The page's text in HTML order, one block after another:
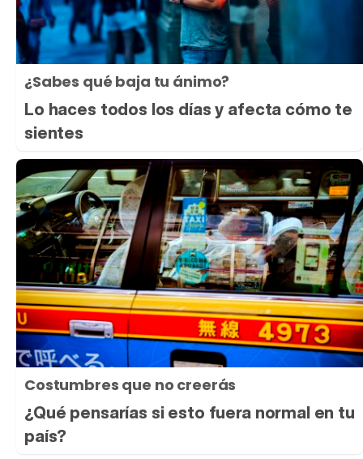
¿Sabes qué baja tu ánimo?
Lo haces todos los días y afecta cómo te
sientes
Costumbres que no creerás
¿Qué pensarías si esto fuera normal en tu
país?